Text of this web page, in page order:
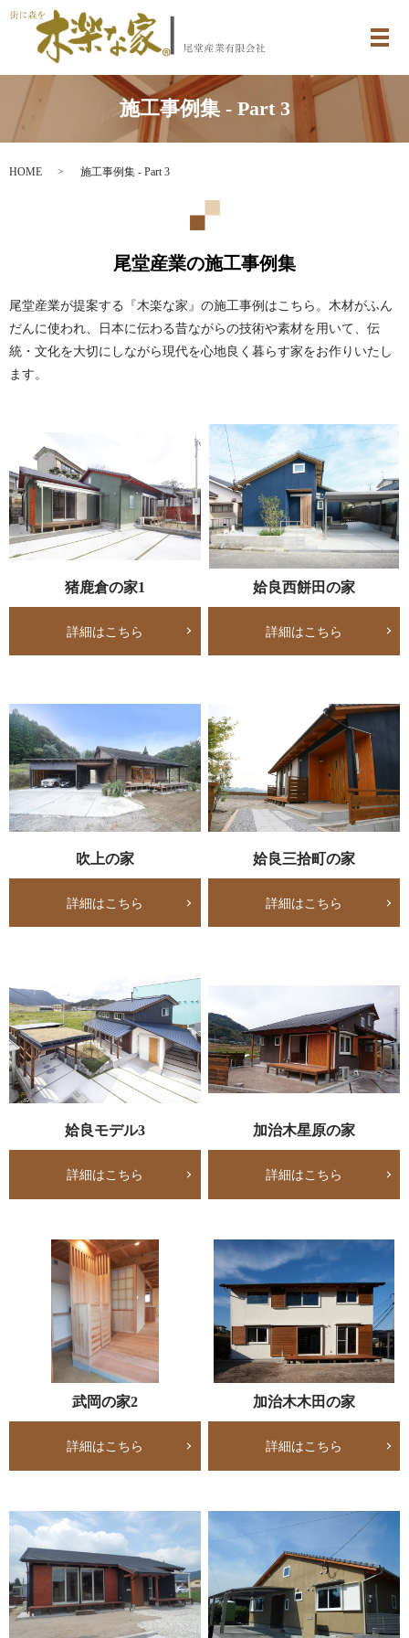
メ
施工事例集 - Part 3
HOME 施工事例集 - Part 3
尾堂産業の施工事例集
尾堂産業が提案する『木楽な家』の施工事例はこちら。木材がふん
だんに使われ、日本に伝わる昔ながらの技術や素材を用いて、伝
統・文化を大切にしながら現代を心地良く暮らす家をお作りいたし
ます。
猪鹿倉の家1
詳細はこちら
姶良西餅田の家
詳細はこちら
吹上の家
詳細はこちら
姶良三拾町の家
詳細はこちら
姶良モデル3
詳細はこちら
加治木星原の家
詳細はこちら
武岡の家2
詳細はこちら
加治木木田の家
詳細はこちら